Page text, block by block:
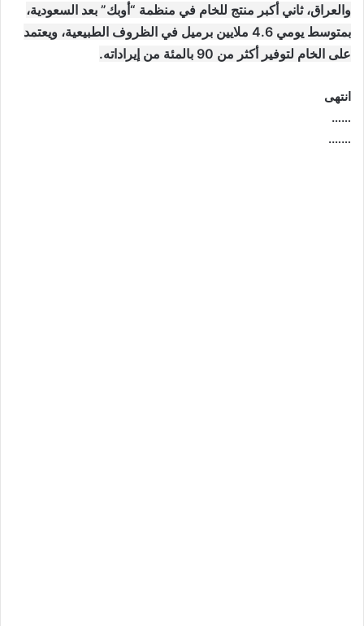
والعراق، ثاني أكبر منتج للخام في منظمة “أوبك” بعد السعودية،
بمتوسط يومي 4.6 ملايين برميل في الظروف الطبيعية، ويعتمد
على الخام لتوفير أكثر من 90 بالمئة من إيراداته.
انتهى
……
…….